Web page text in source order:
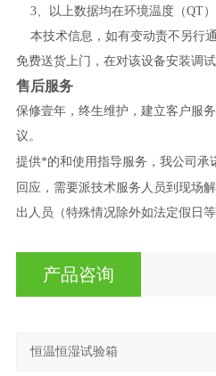
3、以上数据均在环境温度（QT
本技术信息，如有变动责不另行
免费送货上门，在对该设备安装调
售后服务
保修壹年，终生维护，建立客户服
议。
提供*的和使用指导服务，我公司承
回应，需要派技术服务人员到现场
出人员（特殊情况除外如法定假日等
产品咨询